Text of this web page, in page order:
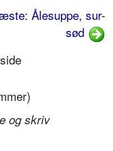
Ålesuppe, sur-
sød
og skriv